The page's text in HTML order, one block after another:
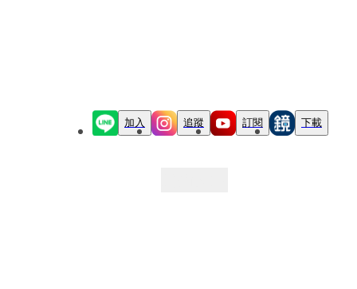
加入 追蹤 訂閱 下載